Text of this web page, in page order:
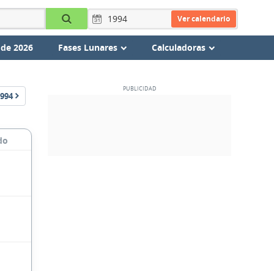
Ver calendario
2026 Fases Lunares Calculadoras